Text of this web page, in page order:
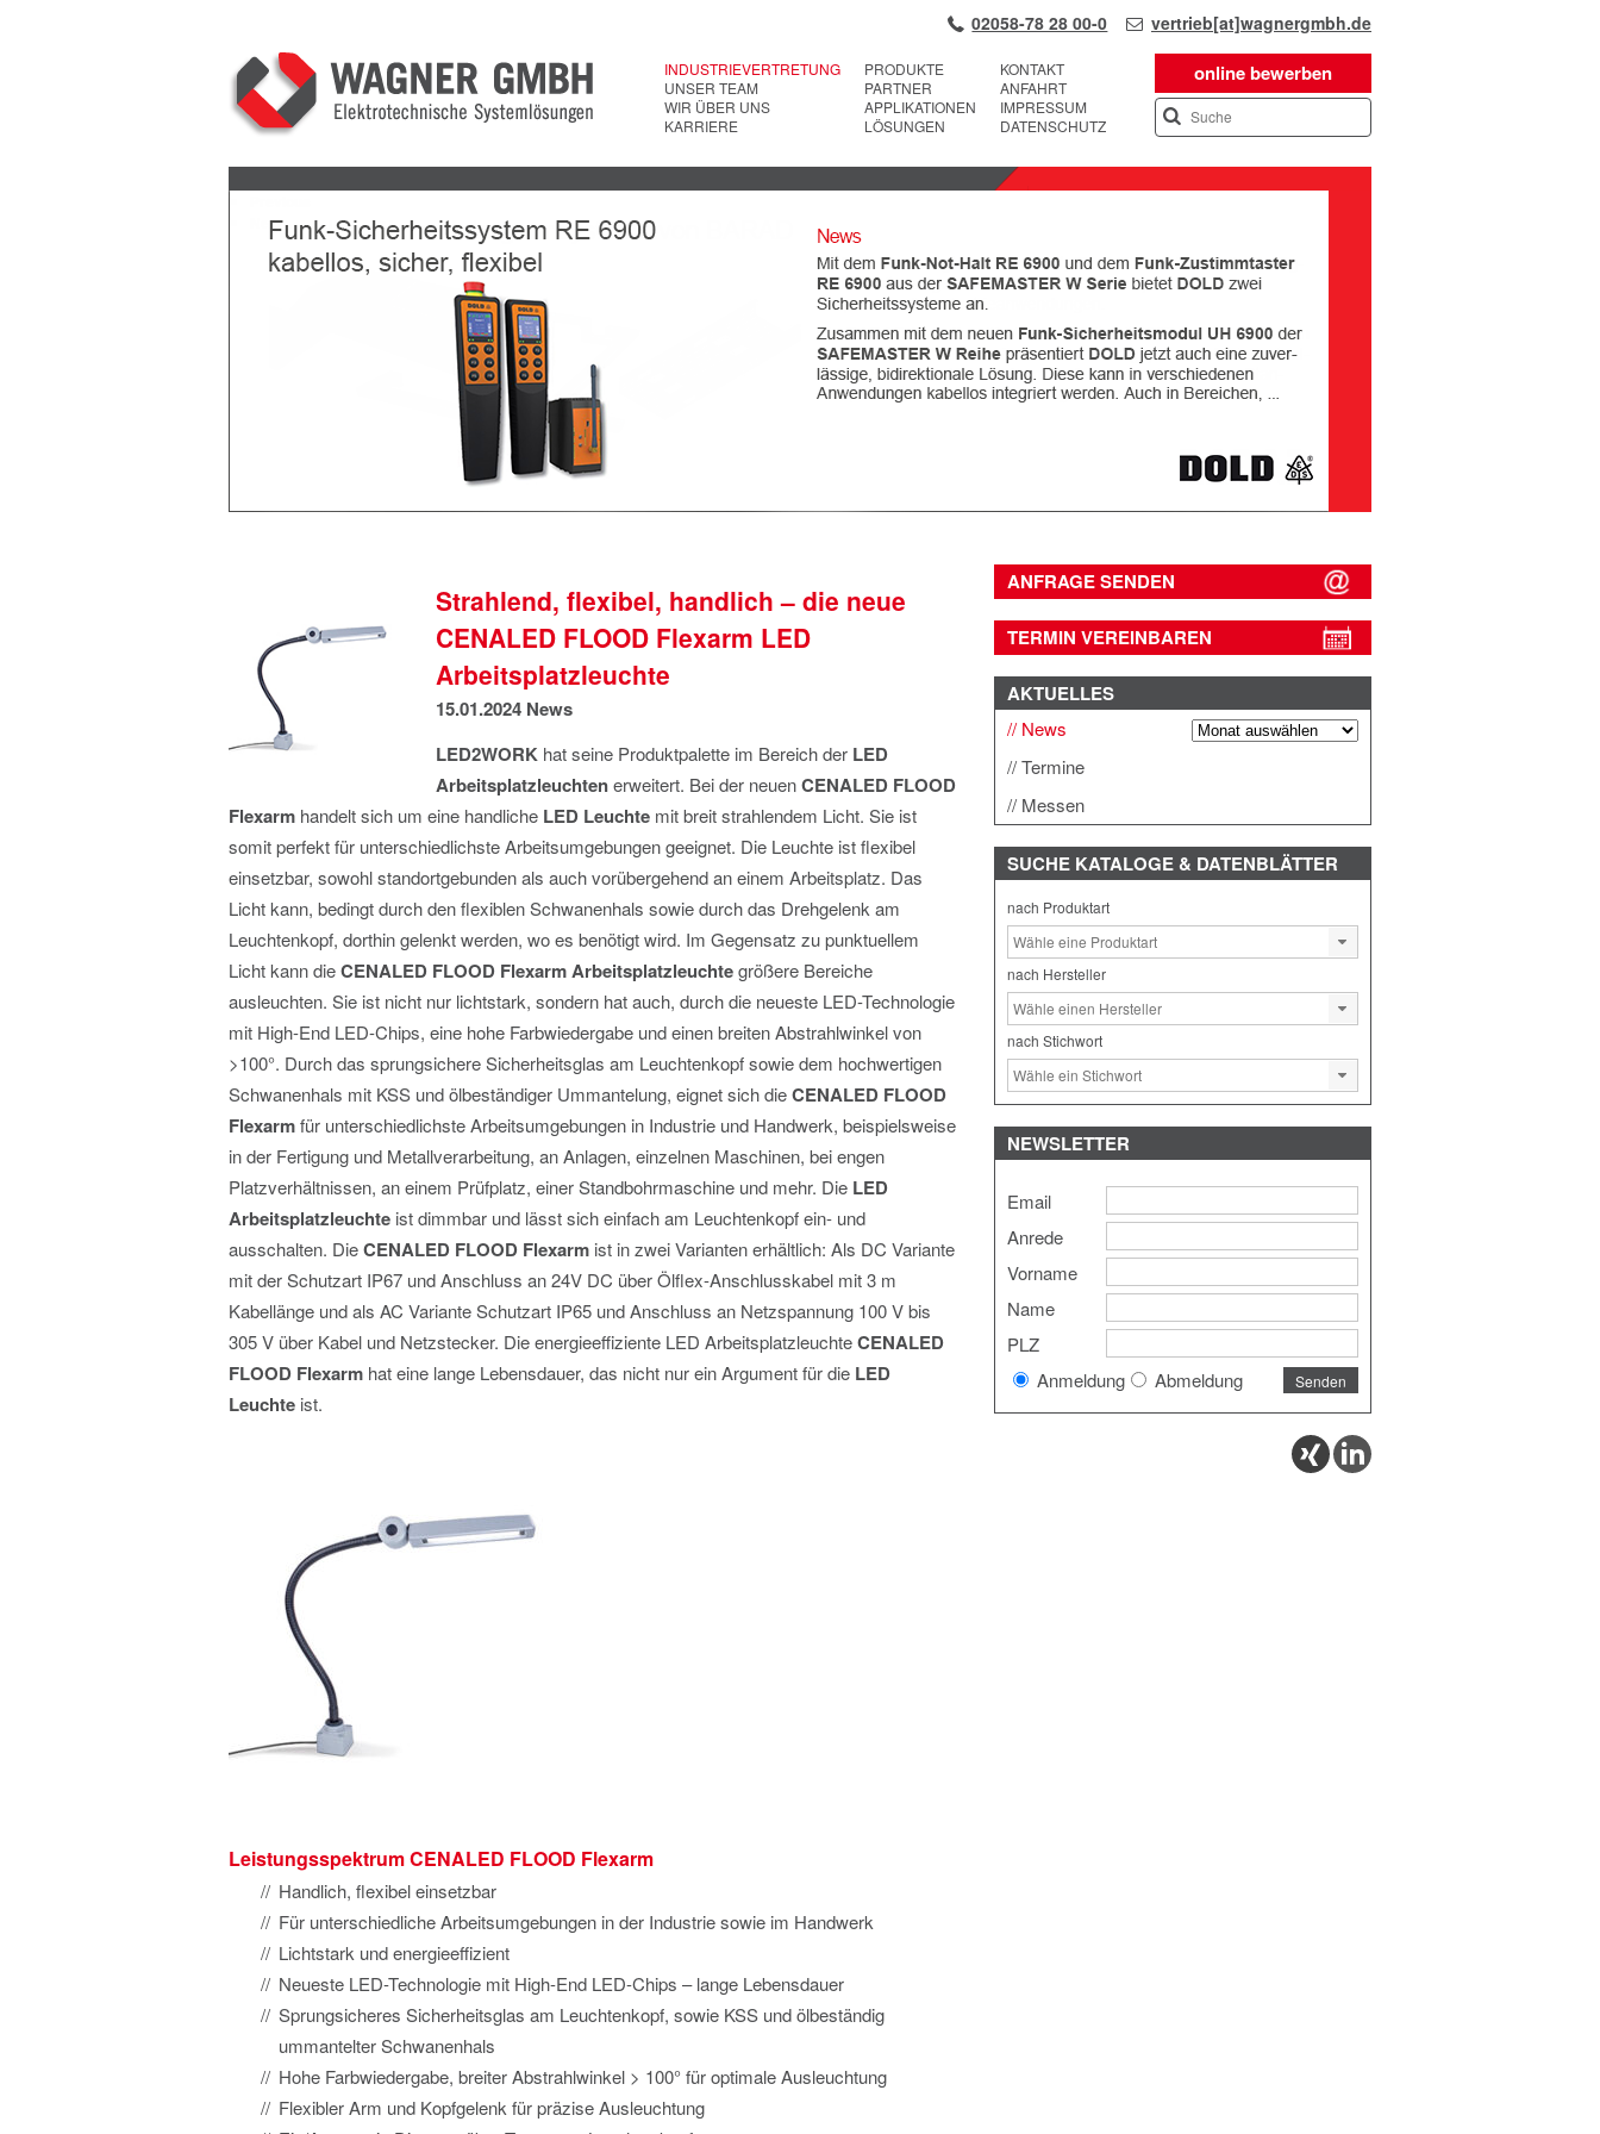
02058-78 28 00-0 vertrieb[at]wagnergmbh.de
online bewerben
INDUSTRIEVERTRETUNG
UNSER TEAM
WIR ÜBER UNS
KARRIERE
PRODUKTE
PARTNER
APPLIKATIONEN
LÖSUNGEN
KONTAKT
ANFAHRT
IMPRESSUM
DATENSCHUTZ
Next
Strahlend, flexibel, handlich – die neue
CENALED FLOOD Flexarm LED
Arbeitsplatzleuchte
15.01.2024 News
LED2WORK hat seine Produktpalette im Bereich der LED
Arbeitsplatzleuchtenerweitert. Bei der neuenCENALED FLOOD
Flexarm handelt sich um eine handliche LED Leuchte mit breit strahlendem Licht. Sie ist
somit perfekt für unterschiedlichste Arbeitsumgebungen geeignet. Die Leuchte ist flexibel
einsetzbar, sowohl standortgebunden als auch vorübergehend an einem Arbeitsplatz. Das
Licht kann, bedingt durch den flexiblen Schwanenhals sowie durch das Drehgelenk am
Leuchtenkopf, dorthin gelenkt werden, wo es benötigt wird. Im Gegensatz zu punktuellem
Licht kann dieCENALED FLOOD Flexarm Arbeitsplatzleuchtegrößere Bereiche
ausleuchten. Sie ist nicht nur lichtstark, sondern hat auch, durch die neueste LED-Technologie
mit High-End LED-Chips, eine hohe Farbwiedergabe und einen breiten Abstrahlwinkel von
>100°. Durch das sprungsichere Sicherheitsglas am Leuchtenkopf sowie dem hochwertigen
Schwanenhals mit KSS und ölbeständiger Ummantelung, eignet sich dieCENALED FLOOD
Flexarmfür unterschiedlichste Arbeitsumgebungen in Industrie und Handwerk, beispielsweise
in der Fertigung und Metallverarbeitung, an Anlagen, einzelnen Maschinen, bei engen
Platzverhältnissen, an einem Prüfplatz, einer Standbohrmaschine und mehr. Die LED
Arbeitsplatzleuchte ist dimmbar und lässt sich einfach am Leuchtenkopf ein- und
ausschalten. DieCENALED FLOOD Flexarm ist in zwei Varianten erhältlich: Als DC Variante
mit der Schutzart IP67 und Anschluss an 24V DC über Ölflex-Anschlusskabel mit 3 m
Kabellänge und als AC Variante Schutzart IP65 und Anschluss an Netzspannung 100 V bis
305 V über Kabel und Netzstecker. Die energieeffiziente LED ArbeitsplatzleuchteCENALED
FLOOD Flexarm hat eine lange Lebensdauer, das nicht nur ein Argument für die LED
Leuchte ist.
Leistungsspektrum CENALED FLOOD Flexarm
Handlich, flexibel einsetzbar
Für unterschiedliche Arbeitsumgebungen in der Industrie sowie im Handwerk
Lichtstark und energieeffizient
Neueste LED-Technologie mit High-End LED-Chips – lange Lebensdauer
Sprungsicheres Sicherheitsglas am Leuchtenkopf, sowie KSS und ölbeständig
ummantelter Schwanenhals
Hohe Farbwiedergabe, breiter Abstrahlwinkel > 100° für optimale Ausleuchtung
Flexibler Arm und Kopfgelenk für präzise Ausleuchtung
ANFRAGE SENDEN
TERMIN VEREINBAREN
AKTUELLES
News
Termine
Messen
SUCHE KATALOGE & DATENBLÄTTER
nach Produktart
nach Hersteller
nach Stichwort
NEWSLETTER
Email
Anrede
Vorname
Name
PLZ
Anmeldung
Abmeldung